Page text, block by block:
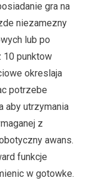
gra na
niezamezny
lub po
punktow
okreslaja
potrzebe
aby utrzymania
z
awans.
funkcje
w gotowke.